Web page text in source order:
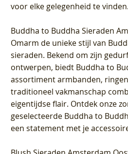
voor elke gelegenheid te vinden.
Buddha to Buddha Sieraden
Omarm de unieke stijl van
sieraden. Bekend om zijn
ontwerpen, biedt Buddha to
assortiment armbanden,
traditioneel vakmanschap
eigentijdse flair. Ontdek onze
geselecteerde Buddha to
een statement met je